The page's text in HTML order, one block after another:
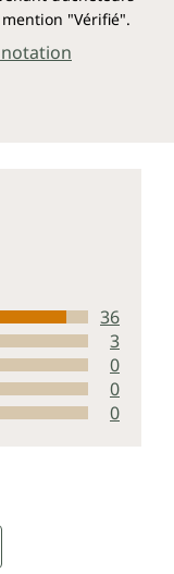
"Vérifié".
36
3
0
0
0